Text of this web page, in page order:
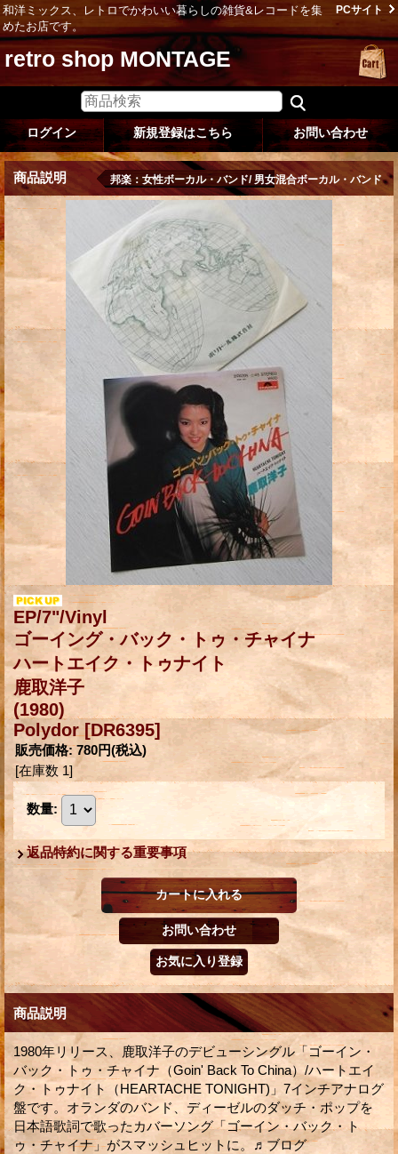
和洋ミックス、レトロでかわいい暮らしの雑貨&レコードを集
めたお店です。
PCサイト
retro shop MONTAGE
ログイン 新規登録はこちら お問い合わせ
商品説明 邦楽：女性ボーカル・バンド/ 男女混合ボーカル・バンド
EP/7"/Vinyl
ゴーイング・バック・トゥ・チャイナ
ハートエイク・トゥナイト
鹿取洋子
(1980)
Polydor[DR6395]
販売価格: 780円(税込)
[在庫数 1]
数量:
返品特約に関する重要事項
商品説明
1980年リリース、鹿取洋子のデビューシングル「ゴーイン・
バック・トゥ・チャイナ（Goin' Back To China）/ハートエイ
ク・トゥナイト（HEARTACHE TONIGHT)」7インチアナログ
盤です。オランダのバンド、ディーゼルのダッチ・ポップを
日本語歌詞で歌ったカバーソング「ゴーイン・バック・ト
ゥ・チャイナ」がスマッシュヒットに。♬ブログ